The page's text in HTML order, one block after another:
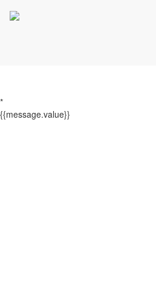
*
{{message.value}}